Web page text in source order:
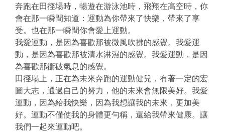
奔跑在田徑場時，暢遊在游泳池時，飛翔在高空時，你
會在那一瞬間知道：運動為你帶來了快樂，帶來了享
受。也在那一瞬間你會愛上運動。
我愛運動，是因為喜歡那被微風吹拂的感覺。我愛運
動，是因為喜歡那被清水淋濕的感覺。我愛運動，是因
為喜歡那衝破氣息的感覺。
田徑場上，正在為未來奔跑的運動健兒，有著一定的宏
圖大志，通過自己的努力，他的未來會無限美好。我愛
運動，因為給我快樂，因為我想讓我的未來，更加美
好。運動不僅使我的身體更勻稱，還給我帶來健康。讓
我們一起來運動吧。